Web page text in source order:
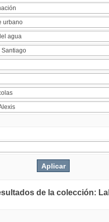
de la colección: